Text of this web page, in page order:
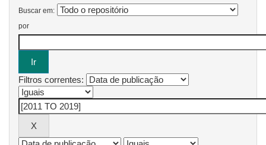
Buscar em:
por
Filtros correntes: